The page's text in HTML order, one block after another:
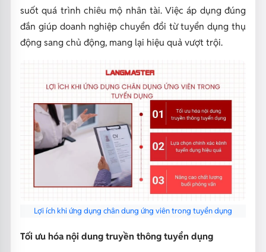
suốt quá trình chiêu mộ nhân tài. Việc áp dụng đúng
đắn giúp doanh nghiệp chuyển đổi từ tuyển dụng thụ
động sang chủ động, mang lại hiệu quả vượt trội.
Lợi ích khi ứng dụng chân dung ứng viên trong tuyển dụng
Tối ưu hóa nội dung truyền thông tuyển dụng